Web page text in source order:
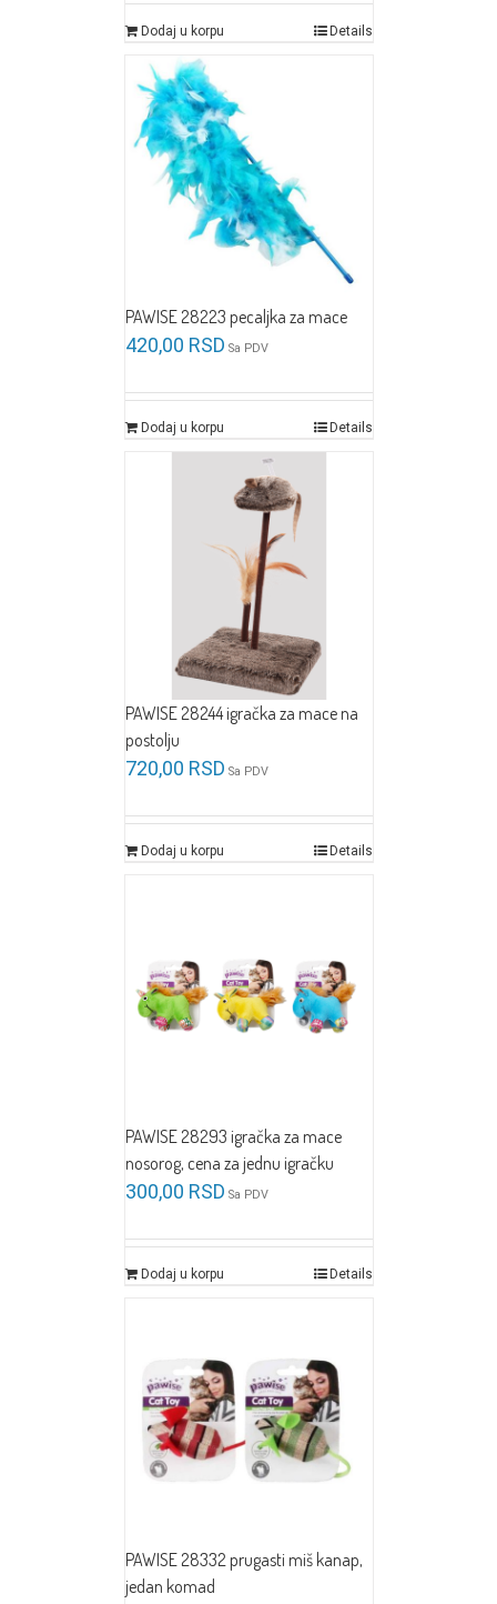
Dodaj u korpu Details
PAWISE 28223 pecaljka za mace
420,00 RSD Sa PDV
Dodaj u korpu Details
PAWISE 28244 igračka za mace na
postolju
720,00 RSD Sa PDV
Dodaj u korpu Details
PAWISE 28293 igračka za mace
nosorog, cena za jednu igračku
300,00 RSD Sa PDV
Dodaj u korpu Details
PAWISE 28332 prugasti miš kanap,
jedan komad